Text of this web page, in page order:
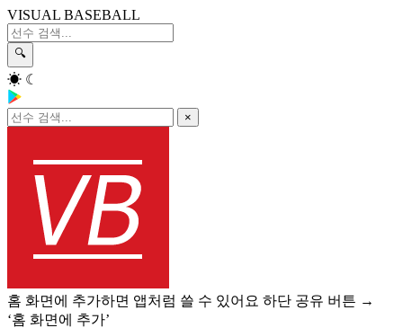
VISUAL BASEBALL
🔍
☀ ☾
×
홈 화면에 추가하면 앱처럼 쓸 수 있어요 하단 공유 버튼 →
‘홈 화면에 추가’